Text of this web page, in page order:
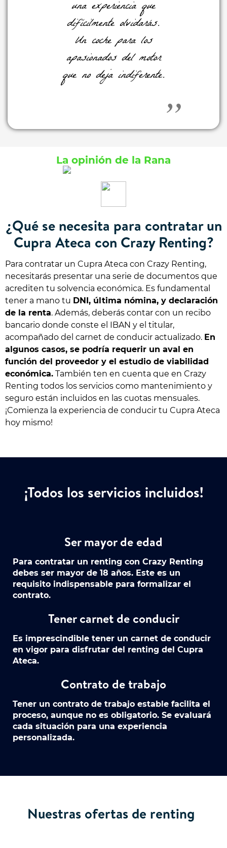
una experiencia que
difícilmente olvidarás.
Un coche para los
apasionados del motor
que no deja indiferente.
La opinión de la Rana
¿Qué se necesita para contratar un
Cupra Ateca con Crazy Renting?
Para contratar un Cupra Ateca con Crazy Renting,
necesitarás presentar una serie de documentos que
acrediten tu solvencia económica. Es fundamental
tener a mano tu DNI, última nómina, y declaración
de la renta. Además, deberás contar con un recibo
bancario donde conste el IBAN y el titular,
acompañado del carnet de conducir actualizado. En
algunos casos, se podría requerir un aval en
función del proveedor y el estudio de viabilidad
económica. También ten en cuenta que en Crazy
Renting todos los servicios como mantenimiento y
seguro están incluidos en las cuotas mensuales.
¡Comienza la experiencia de conducir tu Cupra Ateca
hoy mismo!
¡Todos los servicios incluidos!
Ser mayor de edad
Para contratar un renting con Crazy Renting
debes ser mayor de 18 años. Este es un
requisito indispensable para formalizar el
contrato.
Tener carnet de conducir
Es imprescindible tener un carnet de conducir
en vigor para disfrutar del renting del Cupra
Ateca.
Contrato de trabajo
Tener un contrato de trabajo estable facilita el
proceso, aunque no es obligatorio. Se evaluará
cada situación para una experiencia
personalizada.
Nuestras ofertas de renting